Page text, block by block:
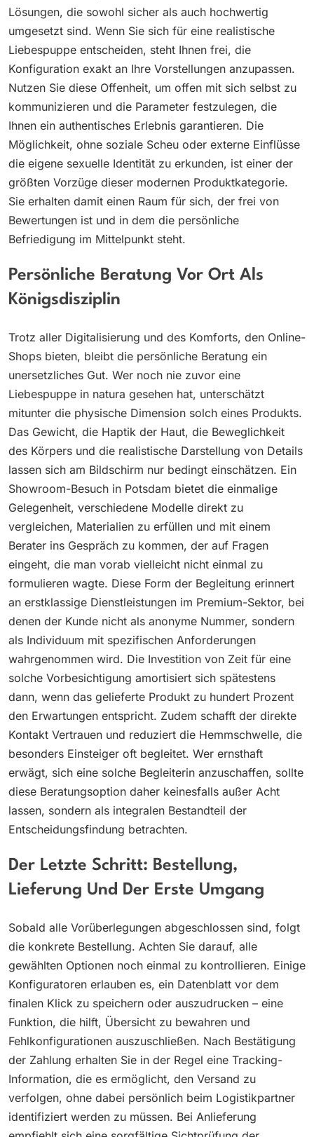
Lösungen, die sowohl sicher als auch hochwertig
umgesetzt sind. Wenn Sie sich für eine realistische
Liebespuppe entscheiden, steht Ihnen frei, die
Konfiguration exakt an Ihre Vorstellungen anzupassen.
Nutzen Sie diese Offenheit, um offen mit sich selbst zu
kommunizieren und die Parameter festzulegen, die
Ihnen ein authentisches Erlebnis garantieren. Die
Möglichkeit, ohne soziale Scheu oder externe Einflüsse
die eigene sexuelle Identität zu erkunden, ist einer der
größten Vorzüge dieser modernen Produktkategorie.
Sie erhalten damit einen Raum für sich, der frei von
Bewertungen ist und in dem die persönliche
Befriedigung im Mittelpunkt steht.
Persönliche Beratung Vor Ort Als
Königsdisziplin
Trotz aller Digitalisierung und des Komforts, den Online-
Shops bieten, bleibt die persönliche Beratung ein
unersetzliches Gut. Wer noch nie zuvor eine
Liebespuppe in natura gesehen hat, unterschätzt
mitunter die physische Dimension solch eines Produkts.
Das Gewicht, die Haptik der Haut, die Beweglichkeit
des Körpers und die realistische Darstellung von Details
lassen sich am Bildschirm nur bedingt einschätzen. Ein
Showroom-Besuch in Potsdam bietet die einmalige
Gelegenheit, verschiedene Modelle direkt zu
vergleichen, Materialien zu erfüllen und mit einem
Berater ins Gespräch zu kommen, der auf Fragen
eingeht, die man vorab vielleicht nicht einmal zu
formulieren wagte. Diese Form der Begleitung erinnert
an erstklassige Dienstleistungen im Premium-Sektor, bei
denen der Kunde nicht als anonyme Nummer, sondern
als Individuum mit spezifischen Anforderungen
wahrgenommen wird. Die Investition von Zeit für eine
solche Vorbesichtigung amortisiert sich spätestens
dann, wenn das gelieferte Produkt zu hundert Prozent
den Erwartungen entspricht. Zudem schafft der direkte
Kontakt Vertrauen und reduziert die Hemmschwelle, die
besonders Einsteiger oft begleitet. Wer ernsthaft
erwägt, sich eine solche Begleiterin anzuschaffen, sollte
diese Beratungsoption daher keinesfalls außer Acht
lassen, sondern als integralen Bestandteil der
Entscheidungsfindung betrachten.
Der Letzte Schritt: Bestellung,
Lieferung Und Der Erste Umgang
Sobald alle Vorüberlegungen abgeschlossen sind, folgt
die konkrete Bestellung. Achten Sie darauf, alle
gewählten Optionen noch einmal zu kontrollieren. Einige
Konfiguratoren erlauben es, ein Datenblatt vor dem
finalen Klick zu speichern oder auszudrucken – eine
Funktion, die hilft, Übersicht zu bewahren und
Fehlkonfigurationen auszuschließen. Nach Bestätigung
der Zahlung erhalten Sie in der Regel eine Tracking-
Information, die es ermöglicht, den Versand zu
verfolgen, ohne dabei persönlich beim Logistikpartner
identifiziert werden zu müssen. Bei Anlieferung